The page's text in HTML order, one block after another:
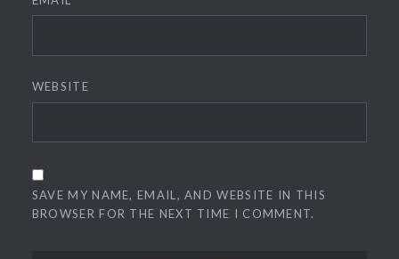
WEBSITE
SAVE MY NAME, EMAIL, AND WEBSITE IN THIS
BROWSER FOR THE NEXT TIME I COMMENT.